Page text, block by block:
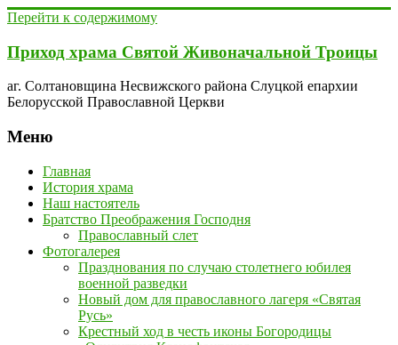
Перейти к содержимому
Приход храма Святой Живоначальной Троицы
аг. Солтановщина Несвижского района Слуцкой епархии
Белорусской Православной Церкви
Меню
Главная
История храма
Наш настоятель
Братство Преображения Господня
Православный слет
Фотогалерея
Празднования по случаю столетнего юбилея
военной разведки
Новый дом для православного лагеря «Святая
Русь»
Крестный ход в честь иконы Богородицы